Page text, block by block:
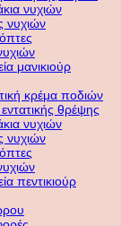
νυχιών
νυχιών
μανικιούρ
κρέμα ποδιών
θρέψης
νυχιών
νυχιών
πεντικιούρ